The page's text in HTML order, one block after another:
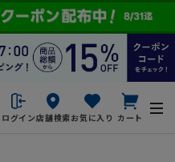
ログイン店舗検索お気に入り カート